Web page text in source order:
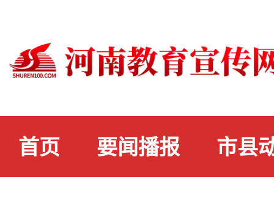
首页 要闻播报 市县